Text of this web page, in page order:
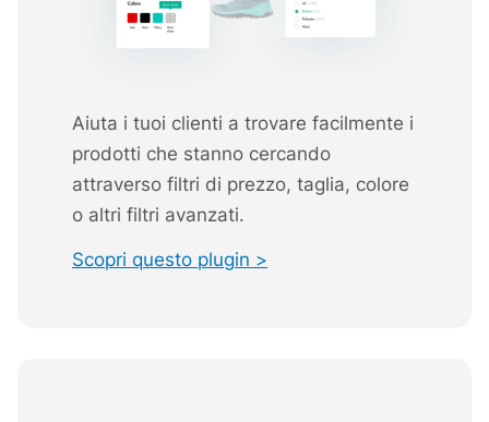
Aiuta i tuoi clienti a trovare facilmente i
prodotti che stanno cercando
attraverso filtri di prezzo, taglia, colore
o altri filtri avanzati.
Scopri questo plugin >